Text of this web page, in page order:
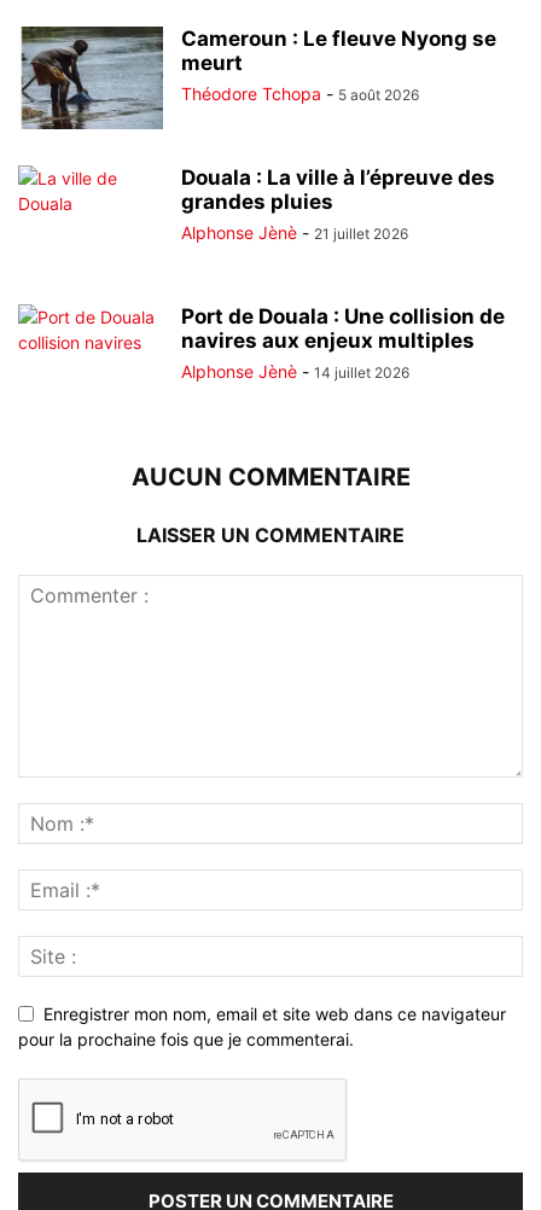
Cameroun : Le fleuve Nyong se
meurt
Théodore Tchopa - 5 août 2026
Douala : La ville à l’épreuve des
grandes pluies
Alphonse Jènè - 21 juillet 2026
Port de Douala : Une collision de
navires aux enjeux multiples
Alphonse Jènè - 14 juillet 2026
AUCUN COMMENTAIRE
LAISSER UN COMMENTAIRE
Enregistrer mon nom, email et site web dans ce navigateur
pour la prochaine fois que je commenterai.